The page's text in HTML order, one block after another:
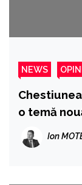
NEWS
o temă
comuniști
Ion